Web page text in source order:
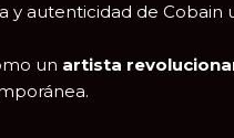
autenticidad de Cobain
un artista